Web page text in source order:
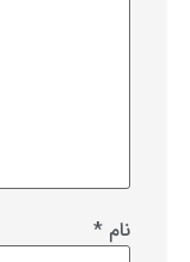
نام *